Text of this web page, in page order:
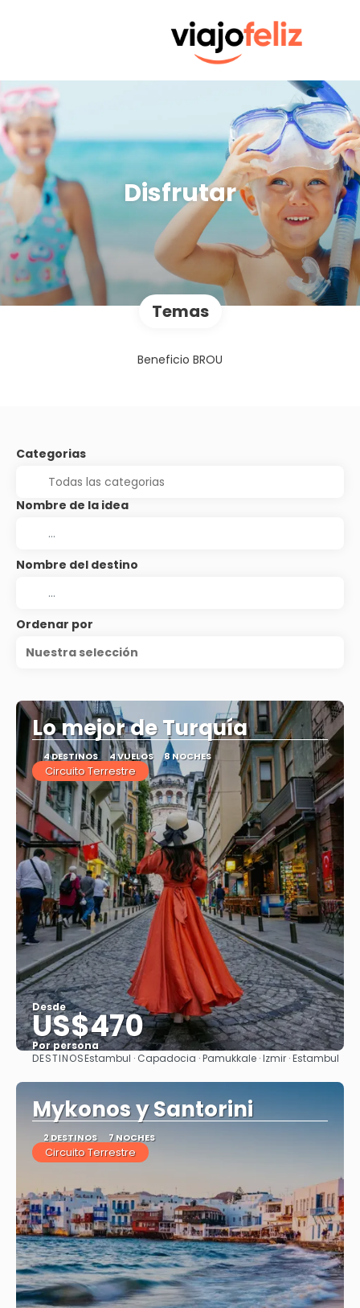
Disfrutar
Temas
Beneficio BROU
Categorias
Nombre de la idea
Nombre del destino
Ordenar por
Nuestra selección
Lo mejor de Turquía
4 DESTINOS 4 VUELOS 8 NOCHES
Circuito Terrestre
Desde
US$470
Por persona
Ver
DESTINOSEstambul · Capadocia · Pamukkale · Izmir · Estambul
Mykonos y Santorini
2 DESTINOS 7 NOCHES
Circuito Terrestre